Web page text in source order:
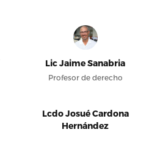
Lic Jaime Sanabria
Profesor de derecho
Lcdo Josué Cardona
Hernández